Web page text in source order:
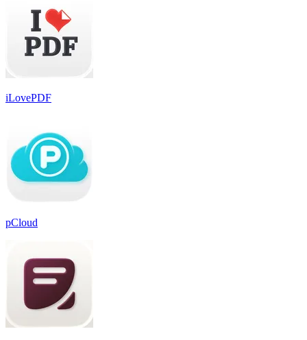
iLovePDF
pCloud